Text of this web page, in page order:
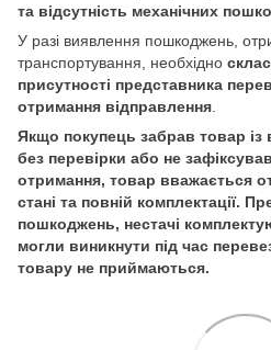
та відсутність механічних
У разі виявлення пошкоджень,
транспортування, необхідно
присутності представника
отримання відправлення
Якщо покупець забрав товар із
без перевірки або не
отримання, товар вважається
стані та повній комплектації.
пошкоджень, нестачі
могли виникнути під час
товару не приймаються.